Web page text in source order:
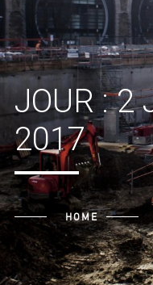
JOUR :2
2017
HOME